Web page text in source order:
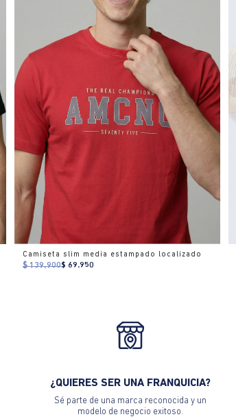
Camiseta slim media estampado localizado
$ 139.900$ 69.950
¿QUIERES SER UNA FRANQUICIA?
Sé parte de una marca reconocida y un
modelo de negocio exitoso.